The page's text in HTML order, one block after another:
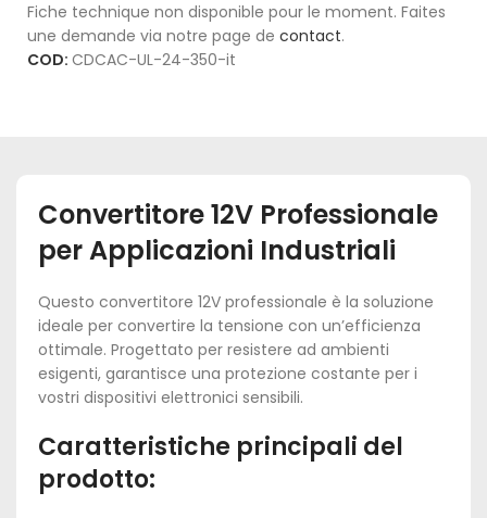
Fiche technique non disponible pour le moment. Faites
une demande via notre page de contact.
COD: CDCAC-UL-24-350-it
Convertitore 12V Professionale
per Applicazioni Industriali
Questo convertitore 12V professionale è la soluzione
ideale per convertire la tensione con un’efficienza
ottimale. Progettato per resistere ad ambienti
esigenti, garantisce una protezione costante per i
vostri dispositivi elettronici sensibili.
Caratteristiche principali del
prodotto: